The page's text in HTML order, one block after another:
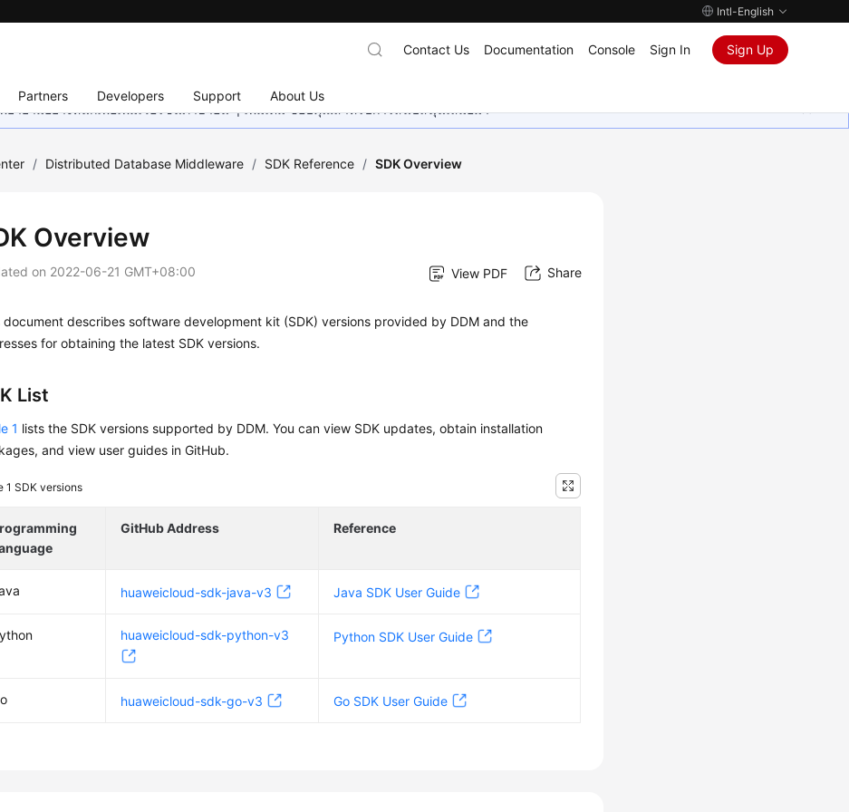
Intl-English
Partners Developers Support About Us
Contact Us Documentation Console Sign In Sign Up
ายามอย่างหนักเพื่อเพิ่มเวอร์ชันภาษาอื่น ๆ เพิ่มเติม ขอบคุณสำหรับการสนับสนุนเสมอมา
/ Distributed Database Middleware / SDK Reference / SDK Overview
Overview
on 2022-06-21 GMT+08:00 View PDF Share
document describes software development kit (SDK) versions provided by DDM and the
for obtaining the latest SDK versions.
List
1 lists the SDK versions supported by DDM. You can view SDK updates, obtain installation
and view user guides in GitHub.
1SDK versions
GitHub Address Reference
huaweicloud-sdk-java-v3 Java SDK User Guide
huaweicloud-sdk-python-v3 Python SDK User Guide
huaweicloud-sdk-go-v3 Go SDK User Guide